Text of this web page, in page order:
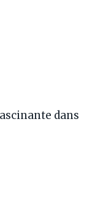
dans